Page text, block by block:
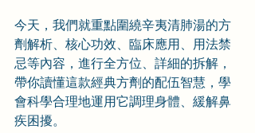
今天，我們就重點圍繞辛夷清肺湯的方
劑解析、核心功效、臨床應用、用法禁
忌等內容，進行全方位、詳細的拆解，
帶你讀懂這款經典方劑的配伍智慧，學
會科學合理地運用它調理身體、緩解鼻
疾困擾。